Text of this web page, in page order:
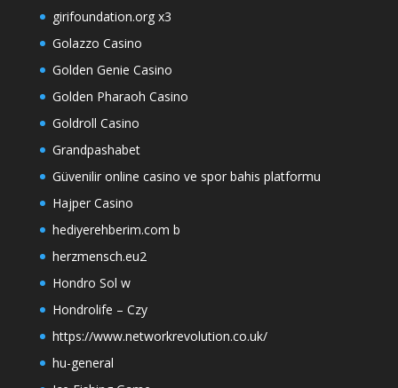
girifoundation.org x3
Golazzo Casino
Golden Genie Casino
Golden Pharaoh Casino
Goldroll Casino
Grandpashabet
Güvenilir online casino ve spor bahis platformu
Hajper Casino
hediyerehberim.com b
herzmensch.eu2
Hondro Sol w
Hondrolife – Czy
https://www.networkrevolution.co.uk/
hu-general